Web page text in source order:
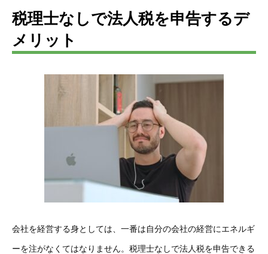
税理士なしで法人税を申告するデ
メリット
会社を経営する身としては、一番は自分の会社の経営にエネルギ
ーを注がなくてはなりません。税理士なしで法人税を申告できる